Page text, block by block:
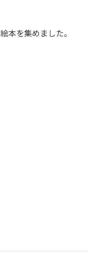
本を集めました。